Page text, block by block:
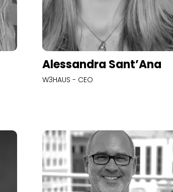
Alessandra Sant’Ana
W3HAUS - CEO